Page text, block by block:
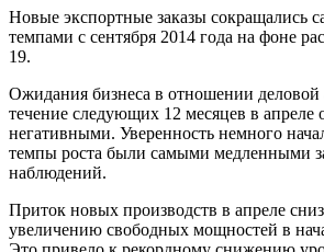
Новые экспортные заказы сокращались
темпами с сентября 2014 года на фоне
19.
Ожидания бизнеса в отношении деловой
течение следующих 12 месяцев в апреле
негативными. Уверенность немного
темпы роста были самыми медленными
наблюдений.
Приток новых производств в апреле
увеличению свободных мощностей в